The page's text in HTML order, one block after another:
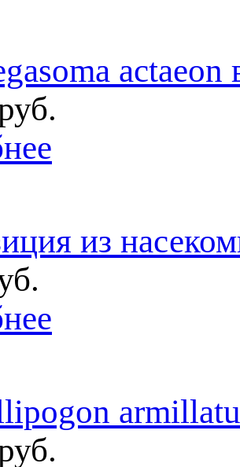
actaeon
из